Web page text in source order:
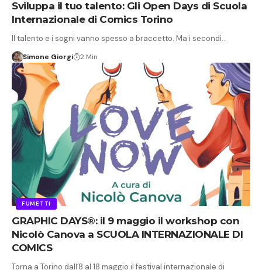
Sviluppa il tuo talento: Gli Open Days di Scuola
Internazionale di Comics Torino
Il talento e i sogni vanno spesso a braccetto. Ma i secondi…
Simone Giorgi 2 Min
FUMETTI
GRAPHIC DAYS®: il 9 maggio il workshop con
Nicolò Canova a SCUOLA INTERNAZIONALE DI
COMICS
Torna a Torino dall’8 al 18 maggio il festival internazionale di